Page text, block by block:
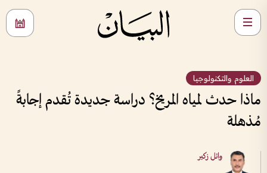
العلوم والتكنولوجيا
ماذا حدث لمياه المريخ؟ دراسة جديدة تُقدم إجابةً
مُذهلة
وائل زكير